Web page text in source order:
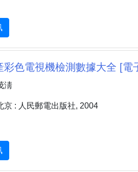
彩色電視機檢測數據大全 [電
淸
京 : 人民郵電出版社, 2004